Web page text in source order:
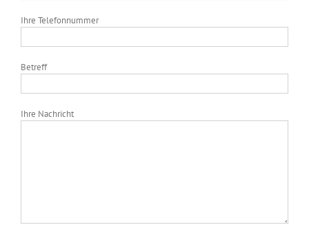
Ihre Telefonnummer
Betreff
Ihre Nachricht